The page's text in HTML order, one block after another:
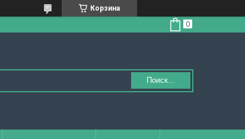
Корзина
Поиск...